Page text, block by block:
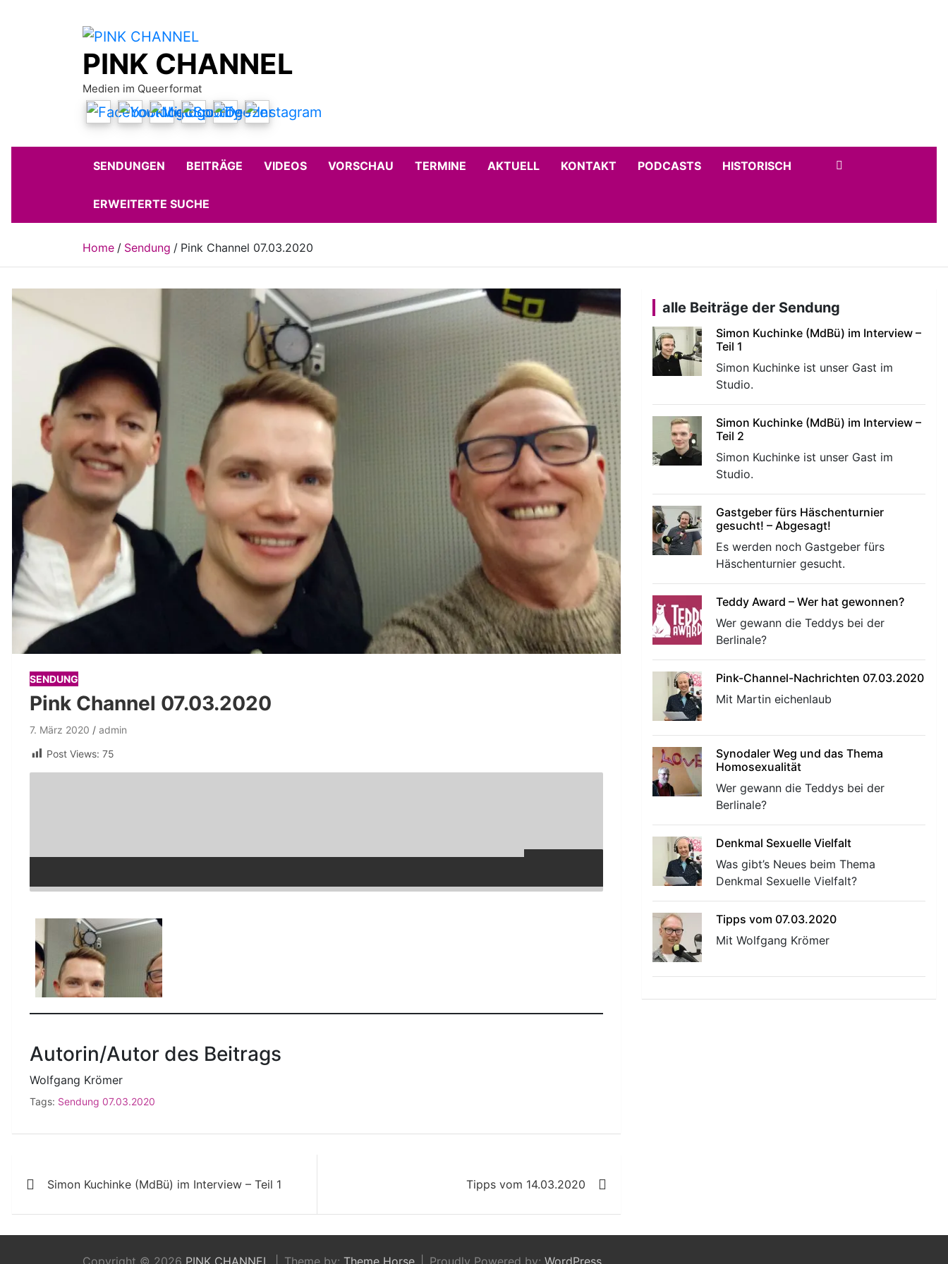
PINK CHANNEL
Medien im Queerformat
SENDUNGEN BEITRÄGE VIDEOS VORSCHAU TERMINE AKTUELL KONTAKT PODCASTS HISTORISCH
ERWEITERTE SUCHE
Home Sendung Pink Channel 07.03.2020
SENDUNG
Pink Channel 07.03.2020
7. März 2020
admin
Post Views: 75
Autorin/Autor des Beitrags
Wolfgang Krömer
Tags: Sendung 07.03.2020
Simon Kuchinke (MdBü) im Interview – Teil 1 Tipps vom 14.03.2020
alle Beiträge der Sendung
Simon Kuchinke (MdBü) im Interview –
Teil 1
Simon Kuchinke ist unser Gast im
Studio.
Simon Kuchinke (MdBü) im Interview –
Teil 2
Simon Kuchinke ist unser Gast im
Studio.
Gastgeber fürs Häschenturnier
gesucht! – Abgesagt!
Es werden noch Gastgeber fürs
Häschenturnier gesucht.
Teddy Award – Wer hat gewonnen?
Wer gewann die Teddys bei der
Berlinale?
Pink-Channel-Nachrichten 07.03.2020
Mit Martin eichenlaub
Synodaler Weg und das Thema
Homosexualität
Wer gewann die Teddys bei der
Berlinale?
Denkmal Sexuelle Vielfalt
Was gibt’s Neues beim Thema
Denkmal Sexuelle Vielfalt?
Tipps vom 07.03.2020
Mit Wolfgang Krömer